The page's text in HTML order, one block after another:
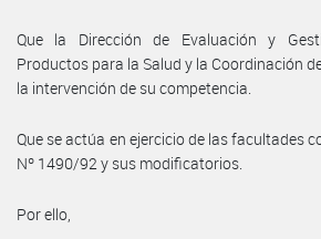
Que la Dirección de Evaluación y
Productos para la Salud y la Coordinación
la intervención de su competencia.
Que se actúa en ejercicio de las facultades
Nº 1490/92 y sus modificatorios.
Por ello,